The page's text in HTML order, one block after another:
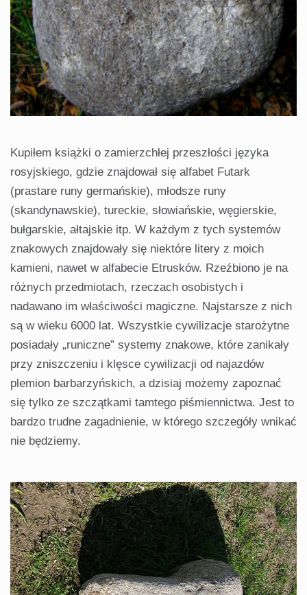
Kupiłem książki o zamierzchłej przeszłości języka
rosyjskiego, gdzie znajdował się alfabet Futark
(prastare runy germańskie), młodsze runy
(skandynawskie), tureckie, słowiańskie, węgierskie,
bułgarskie, ałtajskie itp. W każdym z tych systemów
znakowych znajdowały się niektóre litery z moich
kamieni, nawet w alfabecie Etrusków. Rzeźbiono je na
różnych przedmiotach, rzeczach osobistych i
nadawano im właściwości magiczne. Najstarsze z nich
są w wieku 6000 lat. Wszystkie cywilizacje starożytne
posiadały „runiczne” systemy znakowe, które zanikały
przy zniszczeniu i klęsce cywilizacji od najazdów
plemion barbarzyńskich, a dzisiaj możemy zapoznać
się tylko ze szczątkami tamtego piśmiennictwa. Jest to
bardzo trudne zagadnienie, w którego szczegóły wnikać
nie będziemy.